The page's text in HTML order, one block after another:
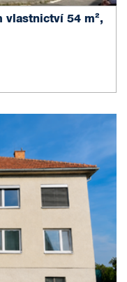
vlastnictví 54 m²,